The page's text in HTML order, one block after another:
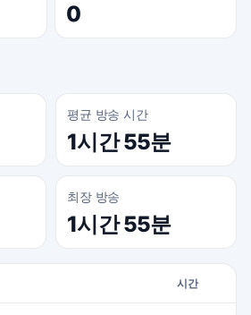
0
평균 방송 시간
1시간 55분
최장 방송
1시간 55분
시간